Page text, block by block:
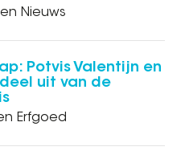
Nieuws
Potvis Valentijn en
uit van de
Erfgoed